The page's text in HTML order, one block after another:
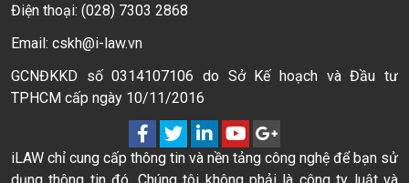
Điện thoại: (028) 7303 2868
Email: cskh@i-law.vn
GCNĐKKD số 0314107106 do Sở Kế hoạch và Đầu tư
TPHCM cấp ngày 10/11/2016
iLAW chỉ cung cấp thông tin và nền tảng công nghệ để bạn sử